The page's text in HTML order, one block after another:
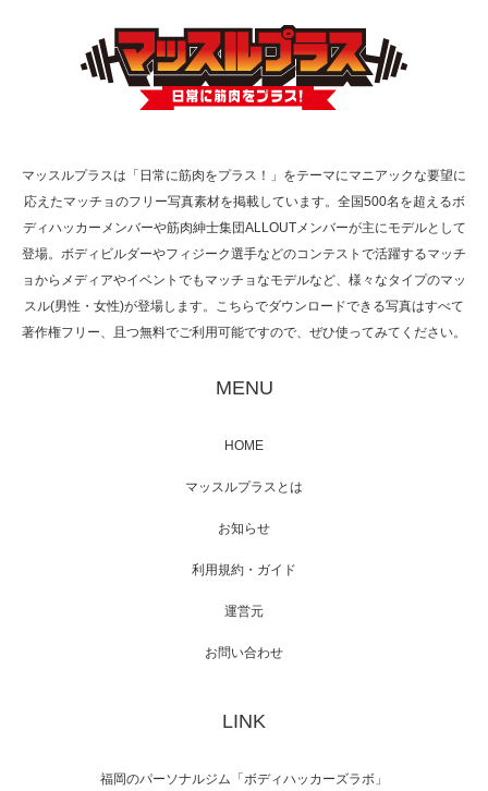
TOKYO FMラジオ番組「ONE MORNING」
で紹介さ…
た（6/8放送）
映画「メカバース」舞台挨拶へマッスルプラ
【TV】NHK BS「COOL JAPAN 」にてマッス
「ねとらぼ」さんに…
マッスルプラスは「日常に筋肉をプラス！」をテーマにマニアックな要望に
応えたマッチョのフリー写真素材を掲載しています。全国500名を超えるボ
ディハッカーメンバーや筋肉紳士集団ALLOUTメンバーが主にモデルとして
登場。ボディビルダーやフィジーク選手などのコンテストで活躍するマッチ
ョからメディアやイベントでもマッチョなモデルなど、様々なタイプのマッ
スル(男性・女性)が登場します。こちらでダウンロードできる写真はすべて
著作権フリー、且つ無料でご利用可能ですので、ぜひ使ってみてください。
MENU
HOME
マッスルプラスとは
お知らせ
利用規約・ガイド
運営元
お問い合わせ
LINK
福岡のパーソナルジム「ボディハッカーズラボ」